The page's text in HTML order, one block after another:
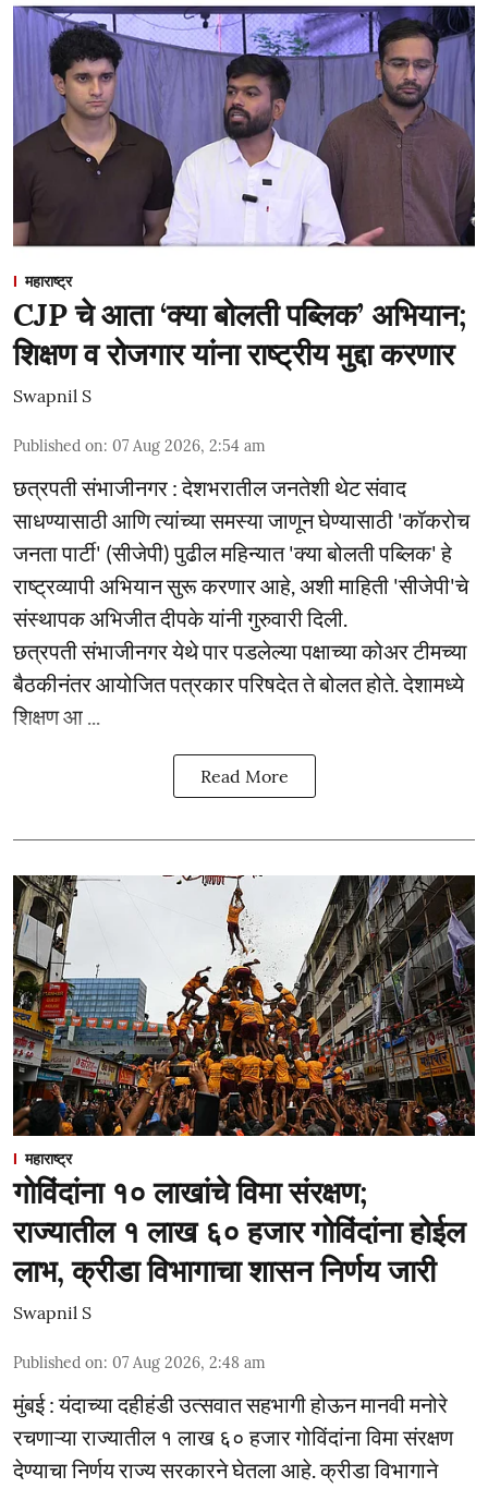
महाराष्ट्र
CJP चे आता ‘क्या बोलती पब्लिक’ अभियान;
शिक्षण व रोजगार यांना राष्ट्रीय मुद्दा करणार
Swapnil S
Published on: 07 Aug 2026, 2:54 am
छत्रपती संभाजीनगर : देशभरातील जनतेशी थेट संवाद
साधण्यासाठी आणि त्यांच्या समस्या जाणून घेण्यासाठी 'कॉकरोच
जनता पार्टी' (सीजेपी) पुढील महिन्यात 'क्या बोलती पब्लिक' हे
राष्ट्रव्यापी अभियान सुरू करणार आहे, अशी माहिती 'सीजेपी'चे
संस्थापक अभिजीत दीपके यांनी गुरुवारी दिली.
छत्रपती संभाजीनगर येथे पार पडलेल्या पक्षाच्या कोअर टीमच्या
बैठकीनंतर आयोजित पत्रकार परिषदेत ते बोलत होते. देशामध्ये
शिक्षण आ ...
Read More
महाराष्ट्र
गोविंदांना १० लाखांचे विमा संरक्षण;
राज्यातील १ लाख ६० हजार गोविंदांना होईल
लाभ, क्रीडा विभागाचा शासन निर्णय जारी
Swapnil S
Published on: 07 Aug 2026, 2:48 am
मुंबई : यंदाच्या दहीहंडी उत्सवात सहभागी होऊन मानवी मनोरे
रचणाऱ्या राज्यातील १ लाख ६० हजार गोविंदांना विमा संरक्षण
देण्याचा निर्णय राज्य सरकारने घेतला आहे. क्रीडा विभागाने